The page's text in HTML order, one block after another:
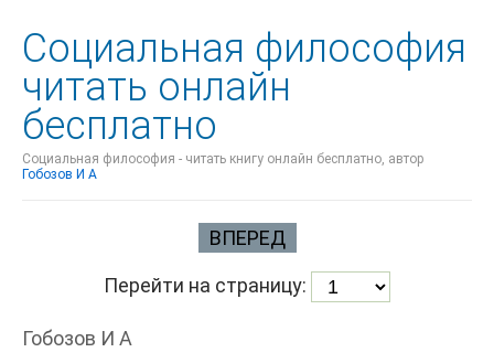
Социальная философия
читать онлайн
бесплатно
Социальная философия - читать книгу онлайн бесплатно, автор
Гобозов И А
ВПЕРЕД
Перейти на страницу:
Гобозов И А